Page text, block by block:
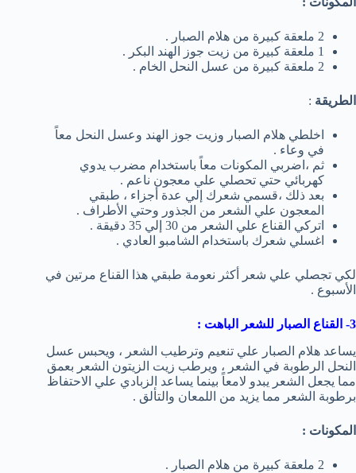
2 ملعقة كبيرة من هلام الصبار .
1 ملعقة كبيرة من زيت جوز الهند البكر .
2 ملعقة كبيرة من عسل النحل الخام .
الطريقة :
اخلطي هلام الصبار وزيت جوز الهند وعسل النحل معاً
في وعاء .
ثم ،اضربي المكونات معاً باستخدام مضرب يدوي
كهربائي حتي تحصلي علي معجون ناعم .
بعد ذلك ،قسمي شعرك إلي عدة أجزاء ، طبقي
المعجون علي الشعر من الجذور وحتي الأطراف .
اتركي القناع علي الشعر من 30 إلي 35 دقيقة .
اغسلي شعرك باستخدام الشامبو العادي .
لكي تجصلي علي شعر أكثر نعومة طبقي هذا القناع مرتين في
الأسبوع .
3- القناع الصبار للشعر الباهت :
يساعد هلام الصبار علي تنعيم وترطيب الشعر ، ويحبس عسل
النحل الرطوبة في الشعر ، ويرطب زيت الزيتون الشعر بعمق
مما يجعل الشعر يبدو لامعاً بينما يساعد الزبادي علي الاحتفاظ
برطوبة الشعر مما يزيد من اللمعان والتألق .
المكونات :
2 ملعقة كبيرة من هلام الصبار .